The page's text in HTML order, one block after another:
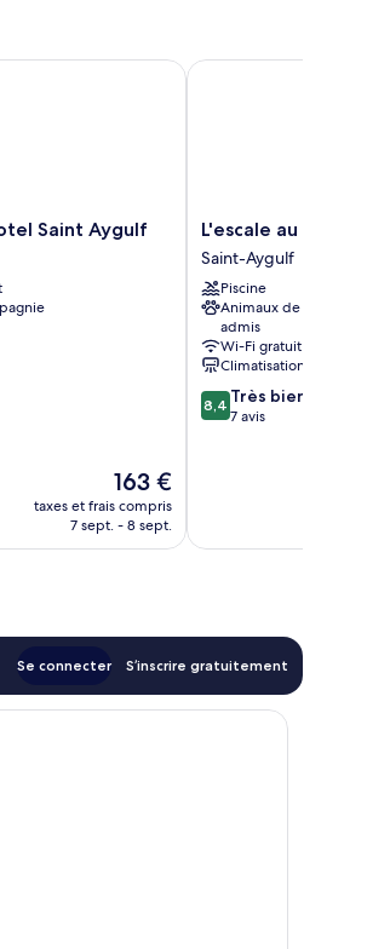
Saint Aygulf
Le
nouveau
prix
163 €
taxes et frais compris
7 sept. - 8 sept.
Saint Aygulf
L'escale
au
Soleil
Saint-
Aygulf
L'escale au Soleil
Saint-Aygulf
Piscine
Animaux de compagnie
admis
Wi-Fi gratuit
Climatisation
8.4
sur
8,4 Très bien
7 avis
L'escale au Soleil
Se connecter S’inscrire gratuitement